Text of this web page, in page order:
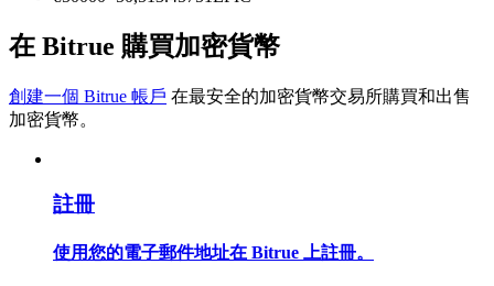
包含交易情況等的大數據分析
在 Bitrue 購買加密貨幣
創建一個 Bitrue 帳戶 在最安全的加密貨幣交易所購買和出售
加密貨幣。
註冊
使用您的電子郵件地址在 Bitrue 上註冊。